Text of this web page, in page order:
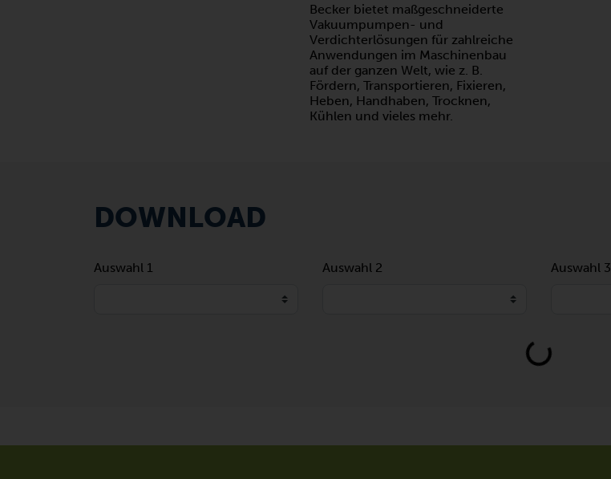
Becker bietet maßgeschneiderte
Vakuumpumpen- und
Verdichterlösungen für zahlreiche
Anwendungen im Maschinenbau
auf der ganzen Welt, wie z. B.
Fördern, Transportieren, Fixieren,
Heben, Handhaben, Trocknen,
Kühlen und vieles mehr.
DOWNLOAD
Auswahl 1 Auswahl 2 Auswahl 3